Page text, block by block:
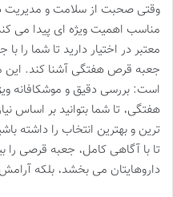
وقتی صحبت از سلامت و مدیریت
مناسب اهمیت ویژه ای پیدا می
معتبر در اختیار دارید تا شما را
جعبه قرص هفتگی آشنا کند. این
است: بررسی دقیق و موشکافانه
هفتگی، تا شما بتوانید بر اساس
ترین و بهترین انتخاب را داشته
تا با آگاهی کامل، جعبه قرصی را
داروهایتان می بخشد، بلکه